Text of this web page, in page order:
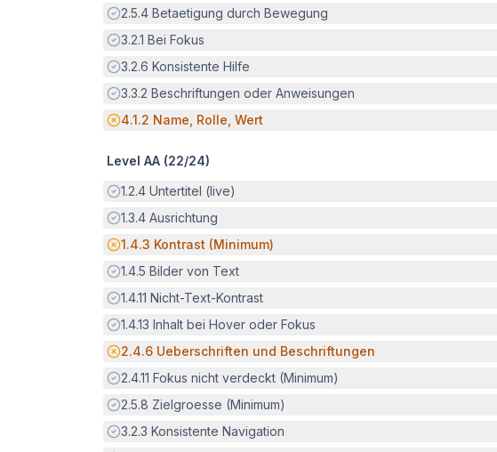
Erfüllt:
2.5.4 Betaetigung durch Bewegung
Erfüllt:
3.2.1 Bei Fokus
Erfüllt:
3.2.6 Konsistente Hilfe
Erfüllt:
3.3.2 Beschriftungen oder Anweisungen
Potenzielle Barriere:
4.1.2 Name, Rolle, Wert
Level AA (22/24)
Erfüllt:
1.2.4 Untertitel (live)
Erfüllt:
1.3.4 Ausrichtung
Potenzielle Barriere:
1.4.3 Kontrast (Minimum)
Erfüllt:
1.4.5 Bilder von Text
Erfüllt:
1.4.11 Nicht-Text-Kontrast
Erfüllt:
1.4.13 Inhalt bei Hover oder Fokus
Potenzielle Barriere:
2.4.6 Ueberschriften und Beschriftungen
Erfüllt:
2.4.11 Fokus nicht verdeckt (Minimum)
Erfüllt:
2.5.8 Zielgroesse (Minimum)
Erfüllt:
3.2.3 Konsistente Navigation